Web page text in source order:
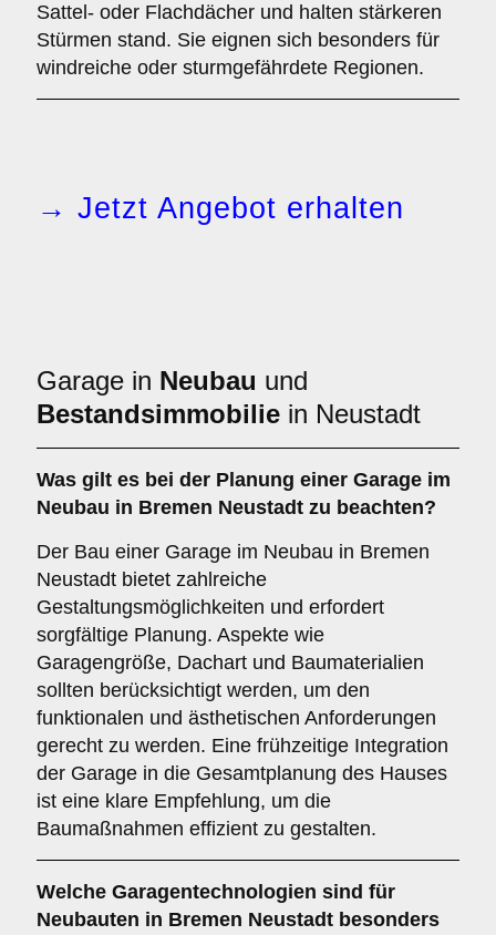
Sattel- oder Flachdächer und halten stärkeren
Stürmen stand. Sie eignen sich besonders für
windreiche oder sturmgefährdete Regionen.
→ Jetzt Angebot erhalten
Garage in Neubau und
Bestandsimmobilie in Neustadt
Was gilt es bei der Planung einer Garage im
Neubau in Bremen Neustadt zu beachten?
Der Bau einer Garage im Neubau in Bremen
Neustadt bietet zahlreiche
Gestaltungsmöglichkeiten und erfordert
sorgfältige Planung. Aspekte wie
Garagengröße, Dachart und Baumaterialien
sollten berücksichtigt werden, um den
funktionalen und ästhetischen Anforderungen
gerecht zu werden. Eine frühzeitige Integration
der Garage in die Gesamtplanung des Hauses
ist eine klare Empfehlung, um die
Baumaßnahmen effizient zu gestalten.
Welche Garagentechnologien sind für
Neubauten in Bremen Neustadt besonders